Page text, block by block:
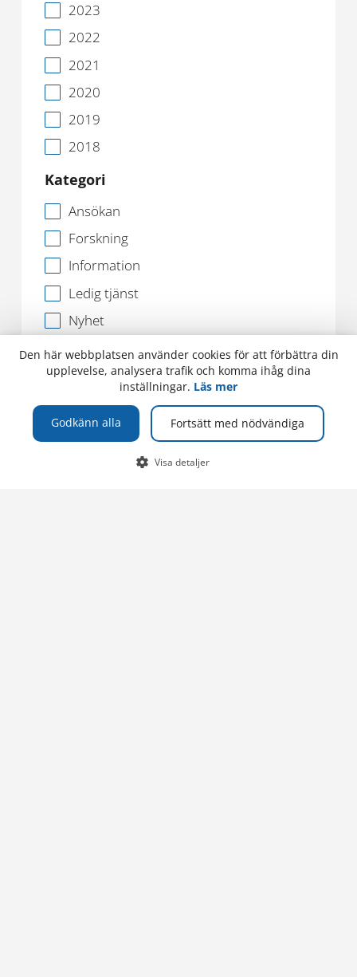
2023
2022
2021
2020
2019
2018
Kategori
Ansökan
Forskning
Information
Ledig tjänst
Nyhet
Samverkan
Studentliv
Utbytesstudier
Viktig information
Den här webbplatsen använder cookies för att förbättra din
upplevelse, analysera trafik och komma ihåg dina
inställningar. Läs mer
Godkänn alla Fortsätt med nödvändiga
Visa detaljer